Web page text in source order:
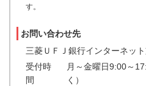
す。
お問い合わせ先
三菱ＵＦＪ銀行インターネッ
受付時
間
月～金曜日9:00～
く）